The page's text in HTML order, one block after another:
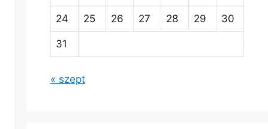
24 25 26 27 28 29 30
31
« szept